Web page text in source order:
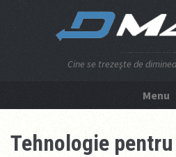
Cine se trezeşte de
Menu
Tehnologie